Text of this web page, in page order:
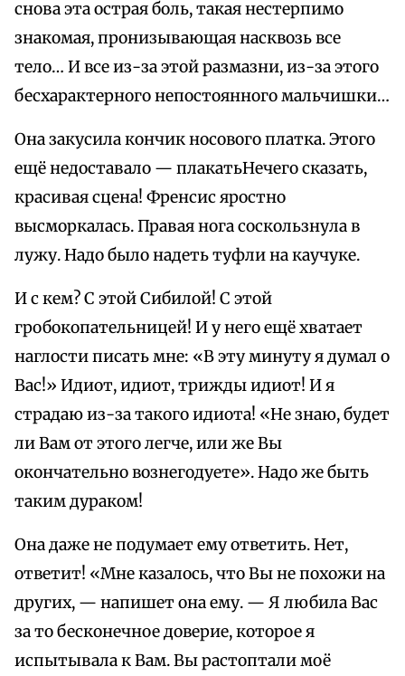
снова эта острая боль, такая нестерпимо
знакомая, пронизывающая насквозь все
тело… И все из-за этой размазни, из-за этого
бесхарактерного непостоянного мальчишки…
Она закусила кончик носового платка. Этого
ещё недоставало — плакатьНечего сказать,
красивая сцена! Френсис яростно
высморкалась. Правая нога соскользнула в
лужу. Надо было надеть туфли на каучуке.
И с кем? С этой Сибилой! С этой
гробокопательницей! И у него ещё хватает
наглости писать мне: «В эту минуту я думал о
Вас!» Идиот, идиот, трижды идиот! И я
страдаю из-за такого идиота! «Не знаю, будет
ли Вам от этого легче, или же Вы
окончательно вознегодуете». Надо же быть
таким дураком!
Она даже не подумает ему ответить. Нет,
ответит! «Мне казалось, что Вы не похожи на
других, — напишет она ему. — Я любила Вас
за то бесконечное доверие, которое я
испытывала к Вам. Вы растоптали моё